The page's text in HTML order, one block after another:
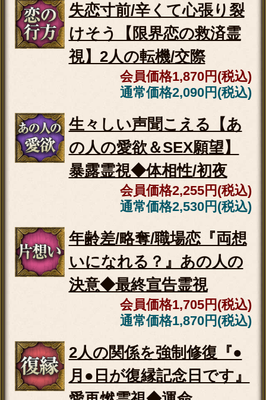
両想い＆婚姻まで叶う【結
願成就霊視◆2人の愛運命32
項】転機/告白日
通常価格
3,630円(税込)
本音も隠し事も全バレ【あ
の人の恋感情◆代弁霊視20
項】気持ち/結論
会員価格2,530円(税込)
通常価格2,860円(税込)
本気不倫◆絶対に報われた
い【純愛繋ぐ成就霊視】2人
の宿縁/関係顛末
会員価格2,640円(税込)
通常価格2,970円(税込)
生々しい声聞こえる【あの
霊視◆体相性/初夜
会員価格 2,255円(税込)
通常価格2,530円(税込)